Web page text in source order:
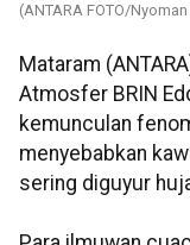
(ANTARA FOTO/
Mataram
Atmosfer BRIN
kemunculan
menyebabkan
sering diguyur